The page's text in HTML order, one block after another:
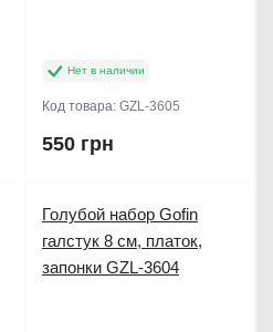
Нет в наличии
Код товара: GZL-3605
550 грн
Голубой набор Gofin
галстук 8 см, платок,
запонки GZL-3604